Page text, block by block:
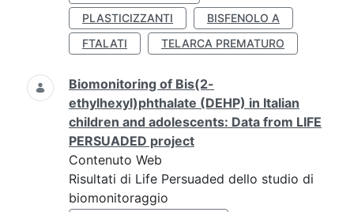
PLASTICIZZANTI
BISFENOLO A
FTALATI
TELARCA PREMATURO
Biomonitoring of Bis(2-
ethylhexyl)phthalate (DEHP) in Italian
children and adolescents: Data from LIFE
PERSUADED project
Contenuto Web
Risultati di Life Persuaded dello studio di
biomonitoraggio